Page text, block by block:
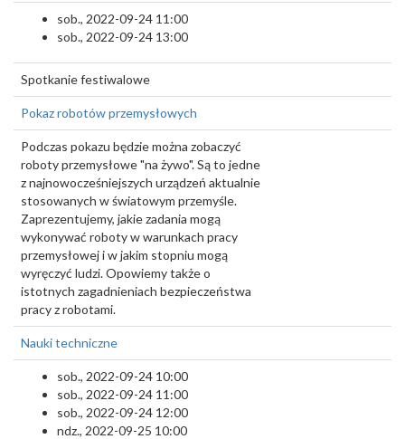
sob., 2022-09-24 11:00
sob., 2022-09-24 13:00
Spotkanie festiwalowe
Pokaz robotów przemysłowych
Podczas pokazu będzie można zobaczyć
roboty przemysłowe "na żywo". Są to jedne
z najnowocześniejszych urządzeń aktualnie
stosowanych w światowym przemyśle.
Zaprezentujemy, jakie zadania mogą
wykonywać roboty w warunkach pracy
przemysłowej i w jakim stopniu mogą
wyręczyć ludzi. Opowiemy także o
istotnych zagadnieniach bezpieczeństwa
pracy z robotami.
Nauki techniczne
sob., 2022-09-24 10:00
sob., 2022-09-24 11:00
sob., 2022-09-24 12:00
ndz., 2022-09-25 10:00